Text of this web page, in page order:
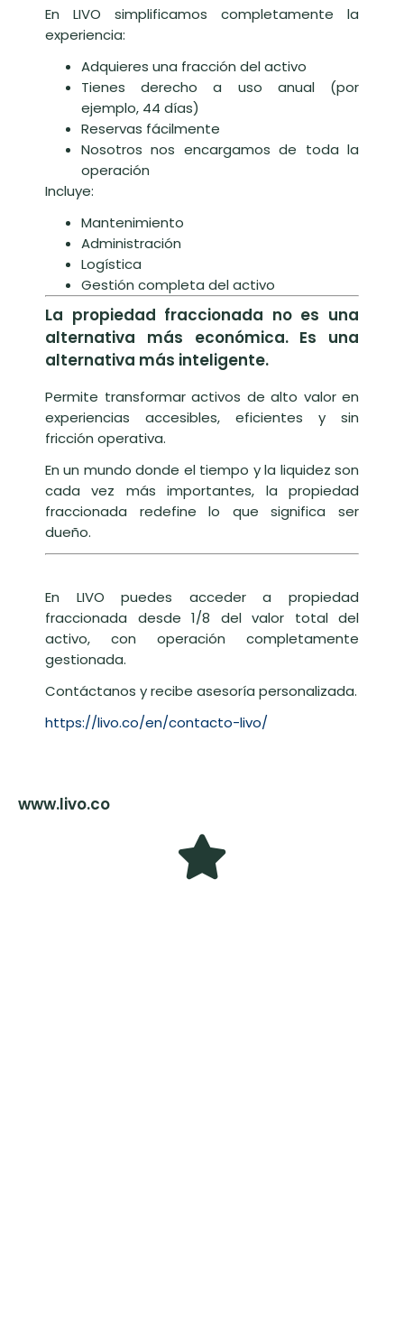
En LIVO simplificamos completamente la
experiencia:
Adquieres una fracción del activo
Tienes derecho a uso anual (por
ejemplo, 44 días)
Reservas fácilmente
Nosotros nos encargamos de toda la
operación
Incluye:
Mantenimiento
Administración
Logística
Gestión completa del activo
La propiedad fraccionada no es una
alternativa más económica. Es una
alternativa más inteligente.
Permite transformar activos de alto valor en
experiencias accesibles, eficientes y sin
fricción operativa.
En un mundo donde el tiempo y la liquidez son
cada vez más importantes, la propiedad
fraccionada redefine lo que significa ser
dueño.
En LIVO puedes acceder a propiedad
fraccionada desde 1/8 del valor total del
activo, con operación completamente
gestionada.
Contáctanos y recibe asesoría personalizada.
https://livo.co/en/contacto-livo/
www.livo.co